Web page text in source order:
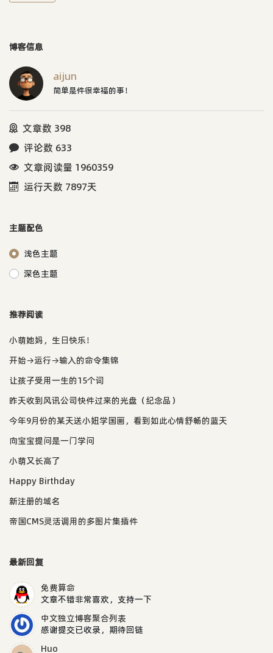
博客信息
aijun
简单是件很幸福的事！
文章数 398
评论数 633
文章阅读量 1960359
运行天数 7897天
主题配色
浅色主题
深色主题
推荐阅读
小萌她妈，生日快乐！
开始→运行→输入的命令集锦
让孩子受用一生的15个词
昨天收到风讯公司快件过来的光盘（纪念品）
今年9月份的某天送小妞学国画，看到如此心情舒畅的蓝天
向宝宝提问是一门学问
小萌又长高了
Happy Birthday
新注册的域名
帝国CMS灵活调用的多图片集插件
最新回复
免费算命
文章不错非常喜欢，支持一下
中文独立博客聚合列表
感谢提交已收录，期待回链
Huo